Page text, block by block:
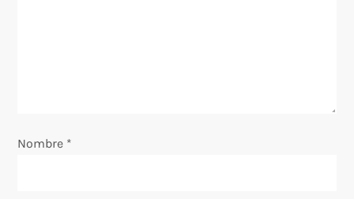
n
Nombre *